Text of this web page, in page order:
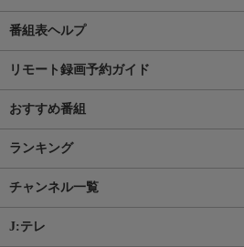
番組表ヘルプ
リモート録画予約ガイド
おすすめ番組
ランキング
チャンネル一覧
J:テレ